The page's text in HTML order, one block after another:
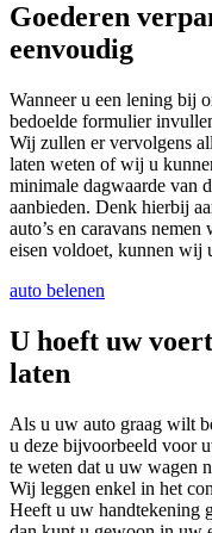
Goederen
eenvoudig
Wanneer u een lening bij
bedoelde formulier
Wij zullen er vervolgens
laten weten of wij u
minimale dagwaarde van
aanbieden. Denk hierbij
auto’s en caravans
eisen voldoet, kunnen wij
auto belenen
U hoeft uw
laten
Als u uw auto graag wilt
u deze bijvoorbeeld voor
te weten dat u uw wagen
Wij leggen enkel in het
Heeft u uw handtekening